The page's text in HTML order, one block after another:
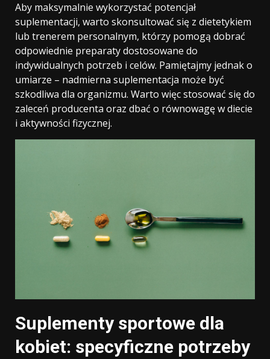
Aby maksymalnie wykorzystać potencjał
suplementacji, warto skonsultować się z dietetykiem
lub trenerem personalnym, którzy pomogą dobrać
odpowiednie preparaty dostosowane do
indywidualnych potrzeb i celów. Pamiętajmy jednak o
umiarze – nadmierna suplementacja może być
szkodliwa dla organizmu. Warto więc stosować się do
zaleceń producenta oraz dbać o równowagę w diecie
i aktywności fizycznej.
Suplementy sportowe dla
kobiet: specyficzne potrzeby